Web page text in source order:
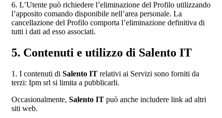
6. L’Utente può richiedere l’eliminazione del Profilo utilizzando
l’apposito comando disponibile nell’area personale. La
cancellazione del Profilo comporta l’eliminazione definitiva di
tutti i dati ad esso associati.
5. Contenuti e utilizzo di Salento IT
1. I contenuti di Salento IT relativi ai Servizi sono forniti da
terzi: Ipm srl si limita a pubblicarli.
Occasionalmente, Salento IT può anche includere link ad altri
siti web.